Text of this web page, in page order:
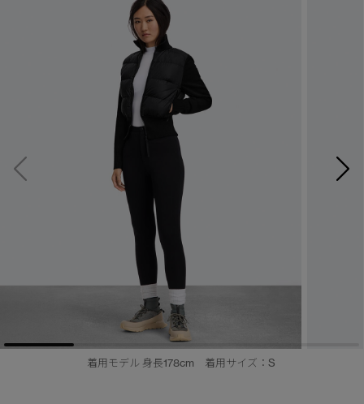
アンバサダー
スプリングコレクション
ベストセラー
FW26コレクション
サマー 26 コレクション
サマー 26 コレクションLOOK
日本限定モデル
スノーグース
メイドインジャパンTシャツ
アウターウェア
アクセサリー
ベストセラー
FW26コレクション
サマー 26 コレクション
サマー 26 コレクションLOOK
日本限定モデル
スノーグース
メイドインジャパンTシャツ
アウターウェア
アクセサリー
キッズ（2‐7歳)
ユース（6＋歳)
コレクション
CANADA GOOSE Generationsは、アウター
ウェアの下取り・再販を通じて、長く愛される製
品の価値を受け継いでいきます。
アーカイブの希少なピースもご覧いただけます。
着用モデル 身長178cm 着用サイズ：S